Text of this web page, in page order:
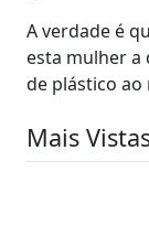
A verdade é
esta mulher a
de plástico
Mais